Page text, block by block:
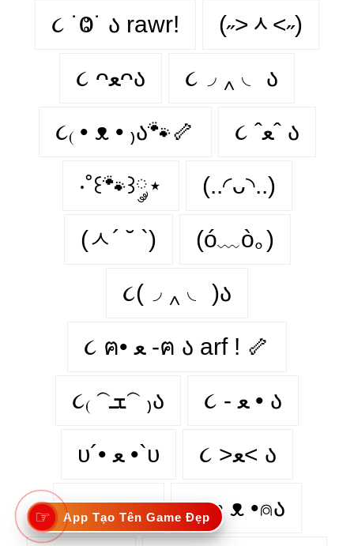
૮ ˙Ⱉ˙ ა rawr! (˶˃ᆺ˂˶)
૮ ᴖﻌᴖა ૮◞ ‸ ◟ ა
૮₍ • ᴥ • ₎ა🐾🦴 ૮ ˆﻌˆ ა
‧˚꒰🐾꒱༘⋆ (..◜ᴗ◝..)
(ㅅ´ ˘ `) (ó﹏ò｡)
૮(◞ ‸ ◟ )ა
૮ ฅ• ﻌ -ฅ ა arf ! 🦴
૮₍ 𝁽ܫ𝁽 ₎ა ૮ - ﻌ • ა⁩
υ´• ﻌ •`υ ૮ >ﻌ< ა
૮ - ﻌ • ა ૮⍝• ᴥ •⍝ა
☞ App Tạo Tên Game Đẹp